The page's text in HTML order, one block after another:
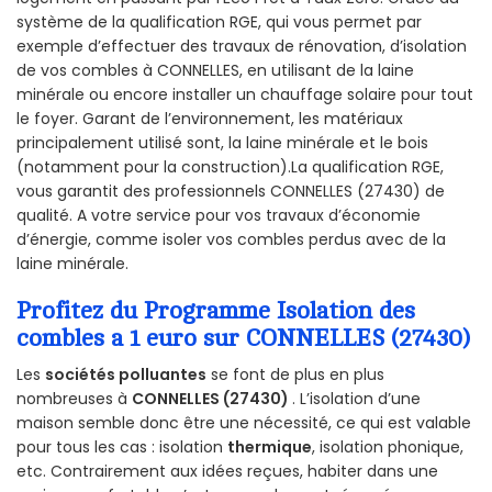
système de la qualification RGE, qui vous permet par
exemple d’effectuer des travaux de rénovation, d’isolation
de vos combles à CONNELLES, en utilisant de la laine
minérale ou encore installer un chauffage solaire pour tout
le foyer. Garant de l’environnement, les matériaux
principalement utilisé sont, la laine minérale et le bois
(notamment pour la construction).La qualification RGE,
vous garantit des professionnels CONNELLES (27430) de
qualité. A votre service pour vos travaux d’économie
d’énergie, comme isoler vos combles perdus avec de la
laine minérale.
Profitez du Programme Isolation des
combles a 1 euro sur CONNELLES (27430)
Les sociétés polluantes se font de plus en plus
nombreuses à CONNELLES (27430) . L’isolation d’une
maison semble donc être une nécessité, ce qui est valable
pour tous les cas : isolation thermique, isolation phonique,
etc. Contrairement aux idées reçues, habiter dans une